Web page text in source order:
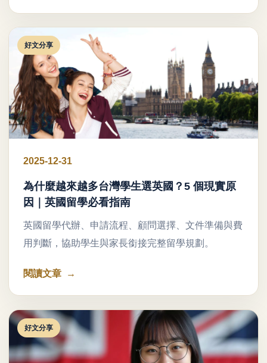
好文分享
2025-12-31
為什麼越來越多台灣學生選英國？5 個現實原
因｜英國留學必看指南
英國留學代辦、申請流程、顧問選擇、文件準備與費
用判斷，協助學生與家長銜接完整留學規劃。
閱讀文章
好文分享